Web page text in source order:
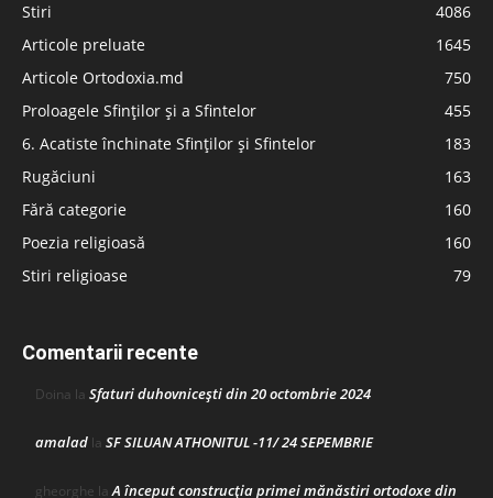
Stiri
4086
Articole preluate
1645
Articole Ortodoxia.md
750
Proloagele Sfinților și a Sfintelor
455
6. Acatiste închinate Sfinților și Sfintelor
183
Rugăciuni
163
Fără categorie
160
Poezia religioasă
160
Stiri religioase
79
Comentarii recente
Doina la Sfaturi duhovnicești din 20 octombrie 2024
amalad la SF SILUAN ATHONITUL -11/ 24 SEPEMBRIE
gheorghe laA început construcţia primei mănăstiri ortodoxe din